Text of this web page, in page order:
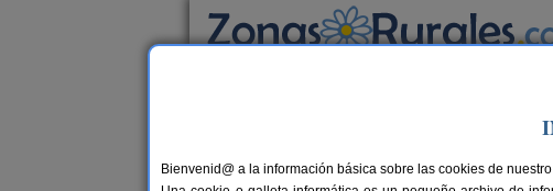
Casas Rurales cerca de
Bienvenid@ a la información básica sobre las cookies de